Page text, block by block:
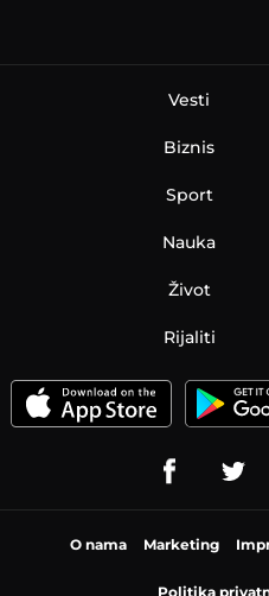
Vesti
Biznis
Sport
Nauka
Život
Rijaliti
O nama Marketing
Politika